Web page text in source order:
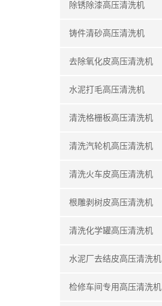
除锈除漆高压清洗机
铸件清砂高压清洗机
去除氧化皮高压清洗机
水泥打毛高压清洗机
清洗格栅板高压清洗机
清洗汽轮机高压清洗机
清洗火车皮高压清洗机
根雕剥树皮高压清洗机
清洗化学罐高压清洗机
水泥厂去结皮高压清洗机
检修车间专用高压清洗机